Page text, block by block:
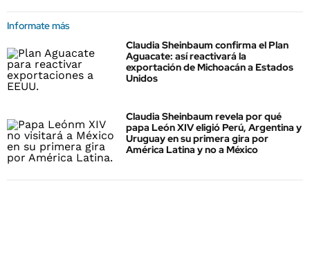
Informate más
Claudia Sheinbaum confirma el Plan
Aguacate: así reactivará la
exportación de Michoacán a Estados
Unidos
Claudia Sheinbaum revela por qué
papa León XIV eligió Perú, Argentina y
Uruguay en su primera gira por
América Latina y no a México